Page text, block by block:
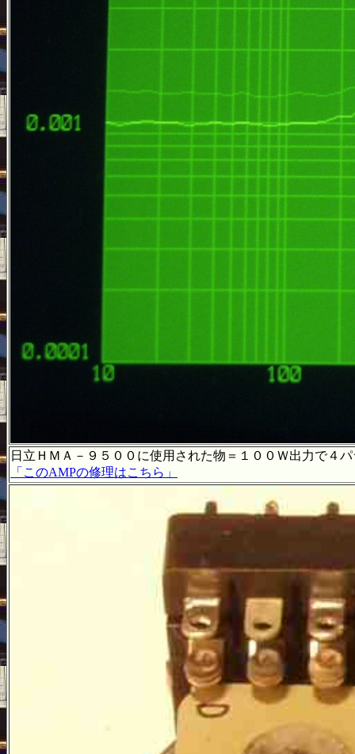
日立ＨＭＡ－９５００に使用された物＝１００Ｗ出力で４
「このAMPの修理はこちら」